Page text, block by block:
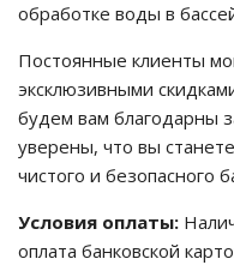
обработке воды в
Постоянные клиенты
эксклюзивными
будем вам благодарны
уверены, что вы
чистого и безопасного
Условия оплаты:
оплата банковской